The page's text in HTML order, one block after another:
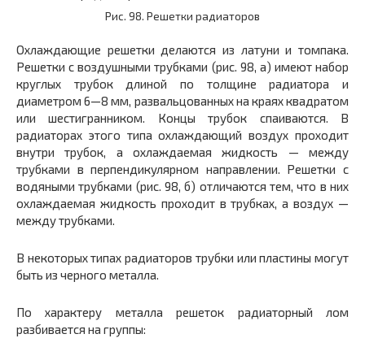
Рис. 98. Решетки радиаторов
Охлаждающие решетки делаются из латуни и томпака.
Решетки с воздушными трубками (рис. 98, а) имеют набор
круглых трубок длиной по толщине радиатора и
диаметром 6—8 мм, развальцованных на краях квадратом
или шестигранником. Концы трубок спаиваются. В
радиаторах этого типа охлаждающий воздух проходит
внутри трубок, а охлаждаемая жидкость — между
трубками в перпендикулярном направлении. Решетки с
водяными трубками (рис. 98, б) отличаются тем, что в них
охлаждаемая жидкость проходит в трубках, а воздух —
между трубками.
В некоторых типах радиаторов трубки или пластины могут
быть из черного металла.
По характеру металла решеток радиаторный лом
разбивается на группы: